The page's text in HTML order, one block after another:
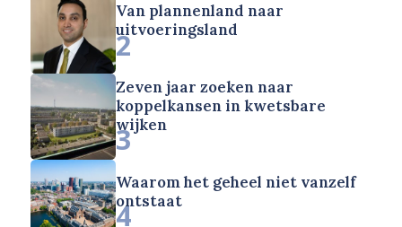
Van plannenland naar
uitvoeringsland
2
Zeven jaar zoeken naar
koppelkansen in kwetsbare
wijken
3
Waarom het geheel niet vanzelf
ontstaat
4